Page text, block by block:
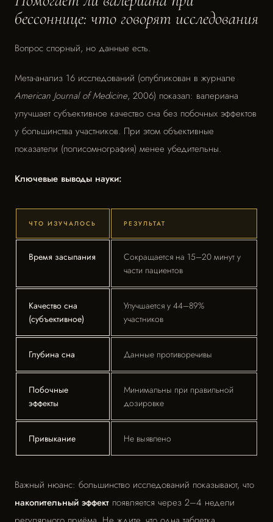
бессоннице: что говорят исследования
Вопрос спорный, но данные есть.
Мета-анализ 16 исследований (опубликован в журнале
American Journal of Medicine, 2006) показал: валериана
улучшает субъективное качество сна без побочных эффектов
у большинства участников. При этом объективные
показатели (полисомнография) менее убедительны.
Ключевые выводы науки:
ЧТО ИЗУЧАЛОСЬ РЕЗУЛЬТАТ
Время засыпания
Сокращается на 15–20 минут у
части пациентов
Качество сна
(субъективное)
Улучшается у 44–89%
участников
Глубина сна Данные противоречивы
Побочные
эффекты
Минимальны при правильной
дозировке
Привыкание Не выявлено
Важный нюанс: большинство исследований показывают, что
накопительный эффект появляется через 2–4 недели